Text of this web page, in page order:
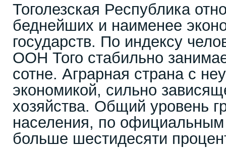
Тоголезская Республика
беднейших и наименее
государств. По индексу
ООН Того стабильно
сотне. Аграрная страна с
экономикой, сильно
хозяйства. Общий уровень
населения, по
больше шестидесяти